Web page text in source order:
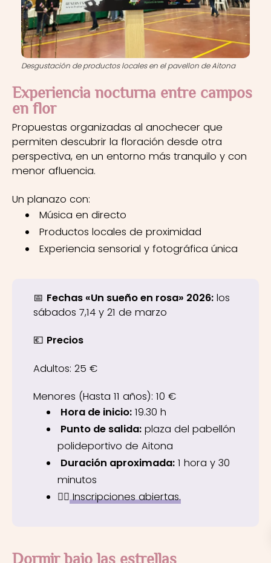
Desgustación de productos locales en el pavellon de Aitona
Experiencia nocturna entre campos
en flor
Propuestas organizadas al anochecer que
permiten descubrir la floración desde otra
perspectiva, en un entorno más tranquilo y con
menor afluencia.
Un planazo con:
Música en directo
Productos locales de proximidad
Experiencia sensorial y fotográfica única
📅 Fechas «Un sueño en rosa» 2026: los
sábados 7,14 y 21 de marzo
💶 Precios
Adultos: 25 €
Menores (Hasta 11 años): 10 €
Hora de inicio: 19.30 h
Punto de salida: plaza del pabellón
polideportivo de Aitona
Duración aproximada: 1 hora y 30
minutos
👉🏼Inscripciones abiertas.
Dormir bajo las estrellas